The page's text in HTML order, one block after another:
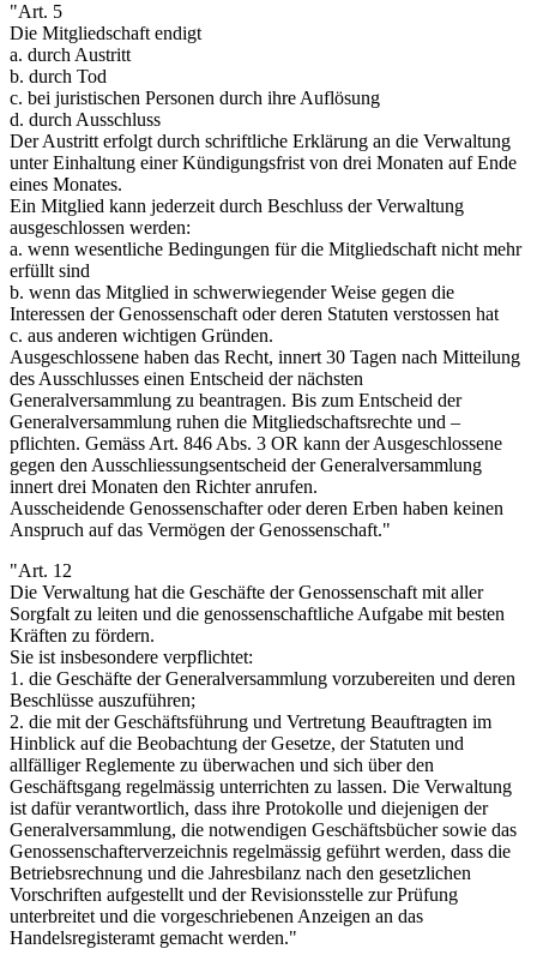
"Art. 5
Die Mitgliedschaft endigt
a. durch Austritt
b. durch Tod
c. bei juristischen Personen durch ihre Auflösung
d. durch Ausschluss
Der Austritt erfolgt durch schriftliche Erklärung an die Verwaltung
unter Einhaltung einer Kündigungsfrist von drei Monaten auf Ende
eines Monates.
Ein Mitglied kann jederzeit durch Beschluss der Verwaltung
ausgeschlossen werden:
a. wenn wesentliche Bedingungen für die Mitgliedschaft nicht mehr
erfüllt sind
b. wenn das Mitglied in schwerwiegender Weise gegen die
Interessen der Genossenschaft oder deren Statuten verstossen hat
c. aus anderen wichtigen Gründen.
Ausgeschlossene haben das Recht, innert 30 Tagen nach Mitteilung
des Ausschlusses einen Entscheid der nächsten
Generalversammlung zu beantragen. Bis zum Entscheid der
Generalversammlung ruhen die Mitgliedschaftsrechte und –
pflichten. Gemäss Art. 846 Abs. 3 OR kann der Ausgeschlossene
gegen den Ausschliessungsentscheid der Generalversammlung
innert drei Monaten den Richter anrufen.
Ausscheidende Genossenschafter oder deren Erben haben keinen
Anspruch auf das Vermögen der Genossenschaft."
"Art. 12
Die Verwaltung hat die Geschäfte der Genossenschaft mit aller
Sorgfalt zu leiten und die genossenschaftliche Aufgabe mit besten
Kräften zu fördern.
Sie ist insbesondere verpflichtet:
1. die Geschäfte der Generalversammlung vorzubereiten und deren
Beschlüsse auszuführen;
2. die mit der Geschäftsführung und Vertretung Beauftragten im
Hinblick auf die Beobachtung der Gesetze, der Statuten und
allfälliger Reglemente zu überwachen und sich über den
Geschäftsgang regelmässig unterrichten zu lassen. Die Verwaltung
ist dafür verantwortlich, dass ihre Protokolle und diejenigen der
Generalversammlung, die notwendigen Geschäftsbücher sowie das
Genossenschafterverzeichnis regelmässig geführt werden, dass die
Betriebsrechnung und die Jahresbilanz nach den gesetzlichen
Vorschriften aufgestellt und der Revisionsstelle zur Prüfung
unterbreitet und die vorgeschriebenen Anzeigen an das
Handelsregisteramt gemacht werden."